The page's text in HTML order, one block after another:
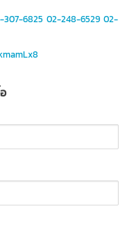
307-6825 02-248-6529 02-